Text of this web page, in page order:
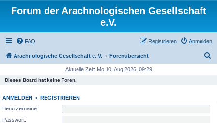
Forum der Arachnologischen Gesellschaft
e.V.
FAQ Anmelden
Registrieren
Arachnologische Gesellschaft e. V. Forenübersicht
e
Aktuelle Zeit: Mo 10. Aug 2026, 09:29
Dieses Board hat keine Foren.
ANMELDEN • REGISTRIEREN
Benutzername:
Passwort: